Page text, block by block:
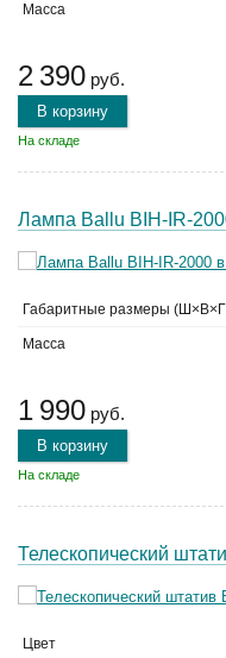
Масса
2 390 руб.
В корзину
На складе
Лампа Ballu BIH-IR-
Габаритные размеры
Масса
1 990 руб.
В корзину
На складе
Телескопический
Цвет